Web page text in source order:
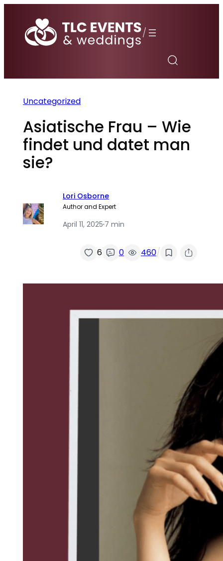
springen
/
Uncategorized
Asiatische Frau – Wie
findet und datet man
sie?
Lori Osborne
Author and Expert
April 11, 2025·7 min
6 0 460/